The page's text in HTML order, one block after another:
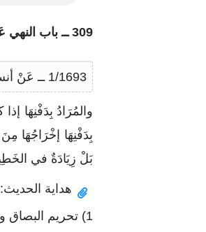
309 ــ باب النهي عَن البصاق في المسجد والأمر بإزالته منه إذَا وجد فيه والأمر بتنزيه المسجد عَن الأقذار
1/1693 ــ عَنْ أنسٍ رضي الله عنه أَنَّ رَسُولَ الله صلى الله عليه وسلم قَالَ:
والمُرَادُ بِدَفْنِهَا
بِدَفْنِهَا إخْرَاجُهَا
بَلْ زِيَادَةٌ في
هداية الحديث:
1) تحريم البصاق والتنخّم في المسجد.